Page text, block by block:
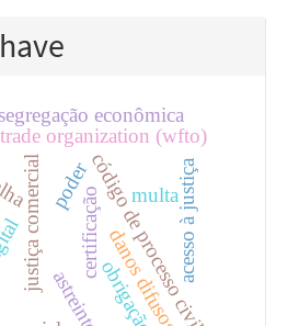
justiça comercial
organization (wfto)
certificação
código de processo civil
multa
astreintesdanos difusos
segregação econômica
acesso à justiça
poder
obrigação